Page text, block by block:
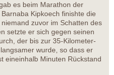
es beim Marathon der
Kipkoech finishte die
zuvor im Schatten des
setzte er sich gegen seinen
der bis zur 35-Kilometer-
wurde, so dass er
eineinhalb Minuten Rückstand